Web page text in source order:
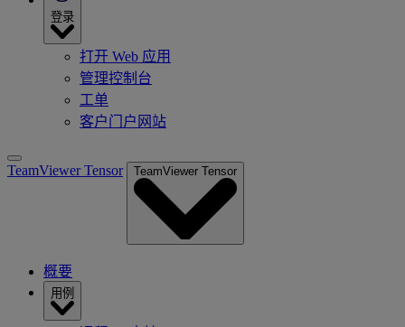
登录
打开 Web 应用
管理控制台
工单
客户门户网站
TeamViewer Tensor TeamViewer Tensor
概要
用例